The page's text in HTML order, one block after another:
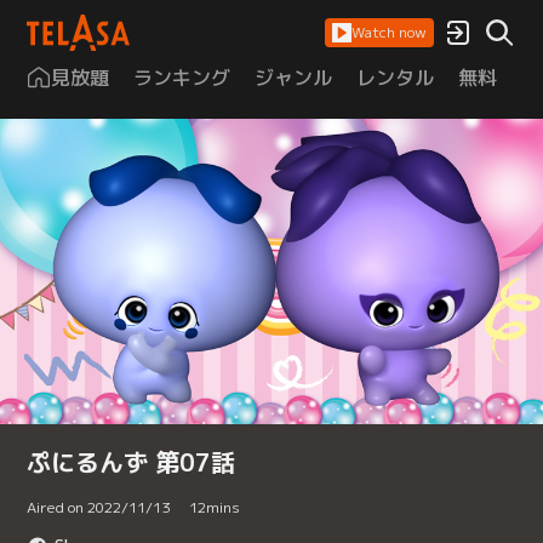
Watch now
見放題 ランキング ジャンル レンタル 無料
ぷにるんず 第07話
Aired on 2022/11/13 12mins